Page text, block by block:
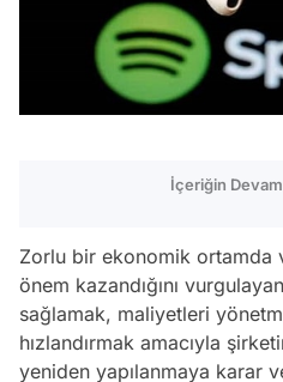
İçeriğin
Zorlu bir ekonomik ortamda
önem kazandığını
sağlamak, maliyetleri
hızlandırmak amacıyla
yeniden yapılanmaya karar